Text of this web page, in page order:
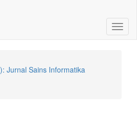
Jurnal Sains Informatika